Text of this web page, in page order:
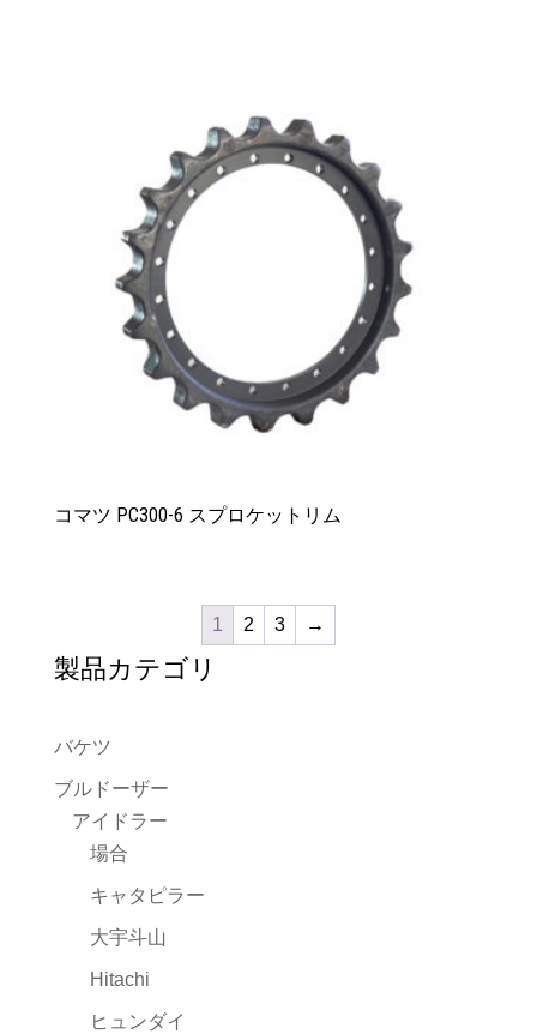
コマツ PC300-6 スプロケットリム
1 2 3 →
製品カテゴリ
バケツ
ブルドーザー
アイドラー
場合
キャタピラー
大宇斗山
Hitachi
ヒュンダイ